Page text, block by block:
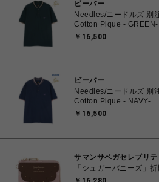
ビーバー
Needles/ニードルズ 別
Cotton Pique - GREEN-
￥16,500
ビーバー
Needles/ニードルズ 別
Cotton Pique - NAVY-
￥16,500
サマンサベガセレブリテ
「シュガーバニーズ」